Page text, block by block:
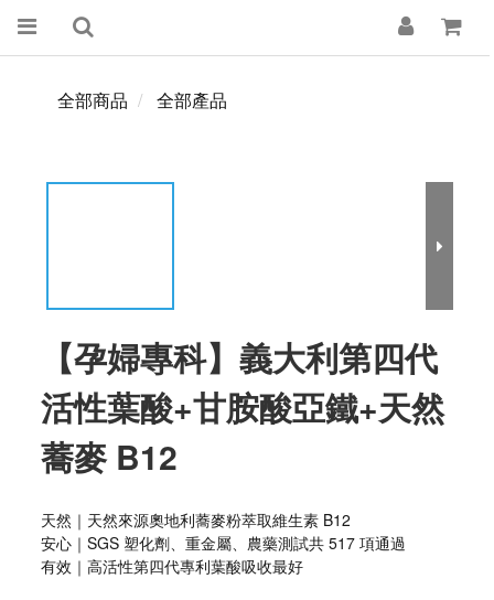
全部商品 全部產品
【孕婦專科】義大利第四代
活性葉酸+甘胺酸亞鐵+天然
蕎麥 B12
天然｜天然來源奧地利蕎麥粉萃取維生素 B12
安心｜SGS 塑化劑、重金屬、農藥測試共 517 項通過
有效｜高活性第四代專利葉酸吸收最好